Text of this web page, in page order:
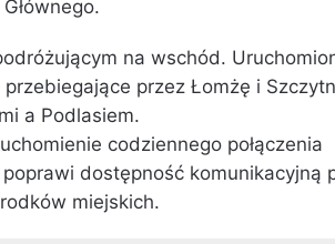
na wschód.
przebiegające przez Łomżę i
a Podlasiem.
codziennego połączenia
dostępność komunikacyjną
miejskich.